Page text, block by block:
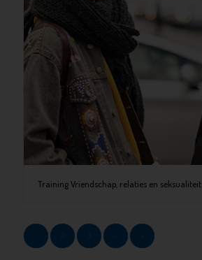
Training Vriendschap, relaties en seksualiteit
2 3